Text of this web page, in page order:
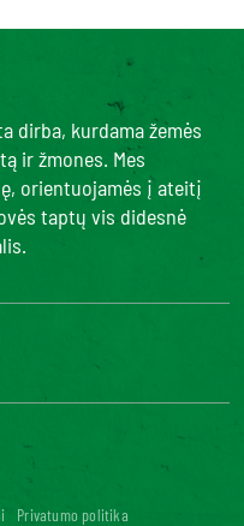
dirba, kurdama žemės
ir žmones. Mes
orientuojamės į ateitį
taptų vis didesnė
Privatumo politika